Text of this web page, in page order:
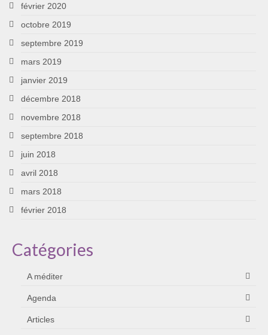
février 2020
octobre 2019
septembre 2019
mars 2019
janvier 2019
décembre 2018
novembre 2018
septembre 2018
juin 2018
avril 2018
mars 2018
février 2018
Catégories
A méditer
Agenda
Articles